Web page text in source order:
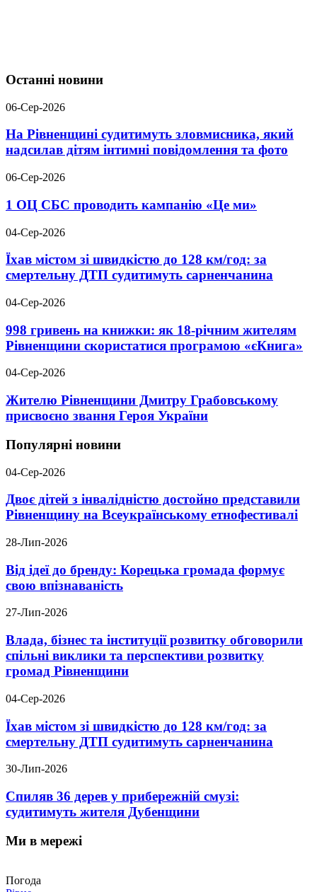
Останні новини
06-Сер-2026
На Рівненщині судитимуть зловмисника, який
надсилав дітям інтимні повідомлення та фото
06-Сер-2026
1 ОЦ СБС проводить кампанію «Це ми»
04-Сер-2026
Їхав містом зі швидкістю до 128 км/год: за
смертельну ДТП судитимуть сарненчанина
04-Сер-2026
998 гривень на книжки: як 18-річним жителям
Рівненщини скористатися програмою «єКнига»
04-Сер-2026
Жителю Рівненщини Дмитру Грабовському
присвоєно звання Героя України
Популярні новини
04-Сер-2026
Двоє дітей з інвалідністю достойно представили
Рівненщину на Всеукраїнському етнофестивалі
28-Лип-2026
Від ідеї до бренду: Корецька громада формує
свою впізнаваність
27-Лип-2026
Влада, бізнес та інституції розвитку обговорили
спільні виклики та перспективи розвитку
громад Рівненщини
04-Сер-2026
Їхав містом зі швидкістю до 128 км/год: за
смертельну ДТП судитимуть сарненчанина
30-Лип-2026
Спиляв 36 дерев у прибережній смузі:
судитимуть жителя Дубенщини
Ми в мережі
Погода